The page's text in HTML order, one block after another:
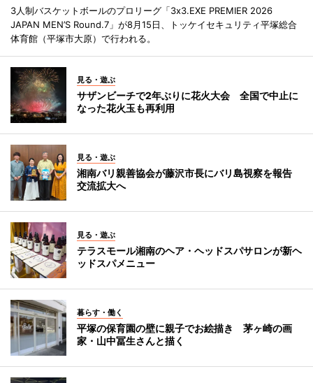
3人制バスケットボールのプロリーグ「3x3.EXE PREMIER 2026
JAPAN MEN’S Round.7」が8月15日、トッケイセキュリティ平塚総合
体育館（平塚市大原）で行われる。
見る・遊ぶ
サザンビーチで2年ぶりに花火大会 全国で中止に
なった花火玉も再利用
見る・遊ぶ
湘南バリ親善協会が藤沢市長にバリ島視察を報告
交流拡大へ
見る・遊ぶ
テラスモール湘南のヘア・ヘッドスパサロンが新ヘ
ッドスパメニュー
暮らす・働く
平塚の保育園の壁に親子でお絵描き 茅ヶ崎の画
家・山中冨生さんと描く